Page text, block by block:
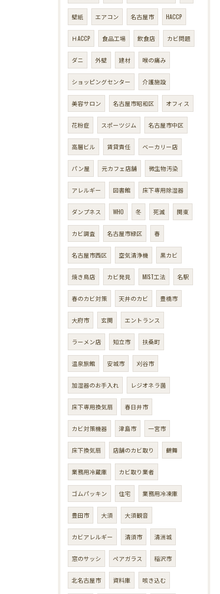
壁紙 エアコン 名古屋市 HACCP
ＨACCP 食品工場 飲食店 カビ問題
ダニ 外壁 建材 喉の痛み
ショッピングセンター 介護施設
美容サロン 名古屋市昭和区 オフィス
花粉症 スポーツジム 名古屋市中区
高層ビル 賃貸責任 ベーカリー店
パン屋 元カフェ店舗 微生物汚染
アレルギー 図書館 床下専用除湿器
ダンプネス WHO 冬 死滅 関東
カビ調査 名古屋市緑区 春
名古屋市西区 空気清浄機 黒カビ
焼き鳥店 カビ発見 MIST工法 名駅
春のカビ対策 天井のカビ 豊橋市
大府市 玄関 エントランス
ラーメン店 知立市 扶桑町
温泉旅館 安城市 刈谷市
加湿器のお手入れ レジオネラ菌
床下専用換気扇 春日井市
カビ対策機器 津島市 一宮市
床下換気扇 店舗のカビ取り 鶴舞
業務用冷蔵庫 カビ取り業者
ゴムパッキン 住宅 業務用冷凍庫
豊田市 大須 大須観音
カビアレルギー 清須市 清洲城
窓のサッシ ペアガラス 稲沢市
北名古屋市 資料庫 咳き込む